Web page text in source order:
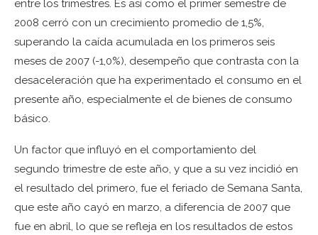
entre los trimestres. Es así como el primer semestre de
2008 cerró con un crecimiento promedio de 1,5%,
superando la caída acumulada en los primeros seis
meses de 2007 (-1,0%), desempeño que contrasta con la
desaceleración que ha experimentado el consumo en el
presente año, especialmente el de bienes de consumo
básico.
Un factor que influyó en el comportamiento del
segundo trimestre de este año, y que a su vez incidió en
el resultado del primero, fue el feriado de Semana Santa,
que este año cayó en marzo, a diferencia de 2007 que
fue en abril, lo que se refleja en los resultados de estos